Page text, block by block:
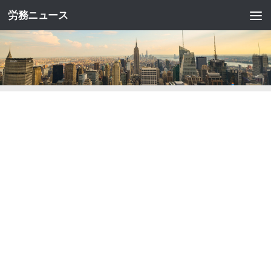
コンテンツへスキップ
労務ニュース